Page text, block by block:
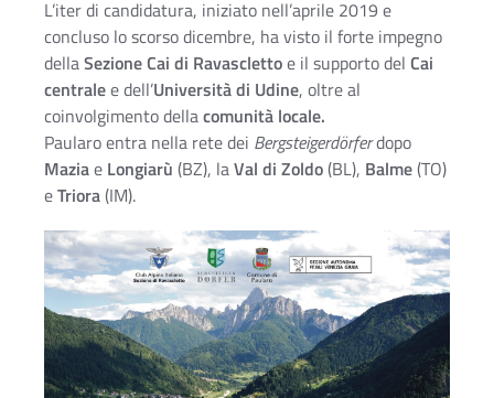
L’iter di candidatura, iniziato nell’aprile 2019 e
concluso lo scorso dicembre, ha visto il forte impegno
dellaSezione Cai di Ravasclettoe il supporto del Cai
centralee dell’Università di Udine, oltre al
coinvolgimento dellacomunità locale.
Paularo entra nella rete dei Bergsteigerdörferdopo
Maziae Longiarù (BZ), laVal di Zoldo(BL), Balme(TO)
eTriora(IM).